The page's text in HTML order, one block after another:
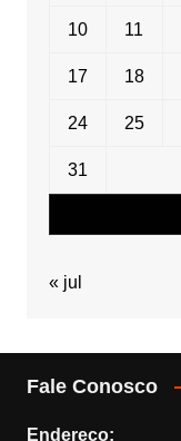
10 11
17 18
24 25
31
« jul
Fale Conosco
Endereço: